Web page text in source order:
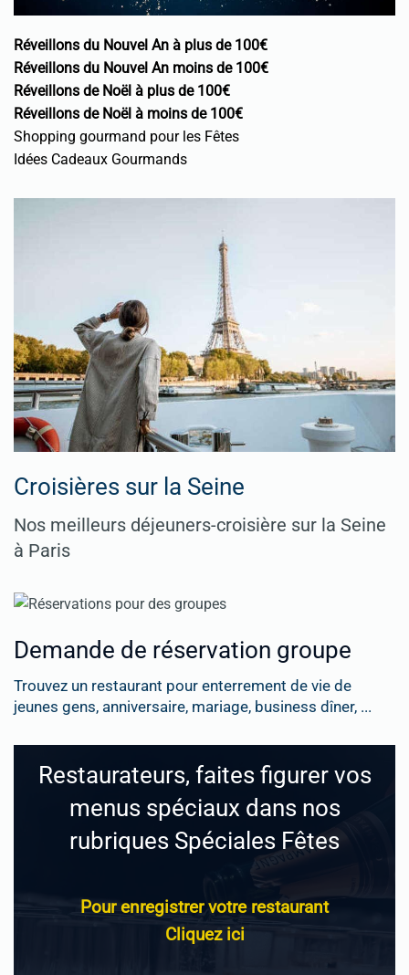
Réveillons du Nouvel An à plus de 100€
Réveillons du Nouvel An moins de 100€
Réveillons de Noël à plus de 100€
Réveillons de Noël à moins de 100€
Shopping gourmand pour les Fêtes
Idées Cadeaux Gourmands
Croisières sur la Seine
Nos meilleurs déjeuners-croisière sur la Seine
à Paris
Demande de réservation groupe
Trouvez un restaurant pour enterrement de vie de
jeunes gens, anniversaire, mariage, business dîner, ...
Restaurateurs, faites figurer vos
menus spéciaux dans nos
rubriques Spéciales Fêtes
Pour enregistrer votre restaurant
Cliquez ici